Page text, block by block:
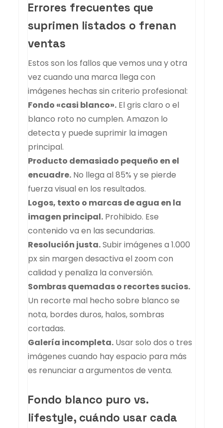
Errores frecuentes que
suprimen listados o frenan
ventas
Estos son los fallos que vemos una y otra
vez cuando una marca llega con
imágenes hechas sin criterio profesional:
Fondo «casi blanco». El gris claro o el
blanco roto no cumplen. Amazon lo
detecta y puede suprimir la imagen
principal.
Producto demasiado pequeño en el
encuadre. No llega al 85% y se pierde
fuerza visual en los resultados.
Logos, texto o marcas de agua en la
imagen principal. Prohibido. Ese
contenido va en las secundarias.
Resolución justa.Subir imágenes a 1.000
px sin margen desactiva el zoom con
calidad y penaliza la conversión.
Sombras quemadas o recortes sucios.
Un recorte mal hecho sobre blanco se
nota, bordes duros, halos, sombras
cortadas.
Galería incompleta. Usar solo dos o tres
imágenes cuando hay espacio para más
es renunciar a argumentos de venta.
Fondo blanco puro vs.
lifestyle, cuándo usar cada